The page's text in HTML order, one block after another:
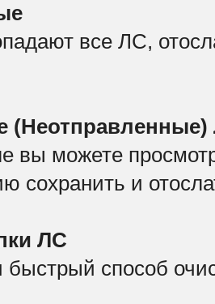
все ЛС,
вы можете
сохранить и
ЛС
быстрый способ